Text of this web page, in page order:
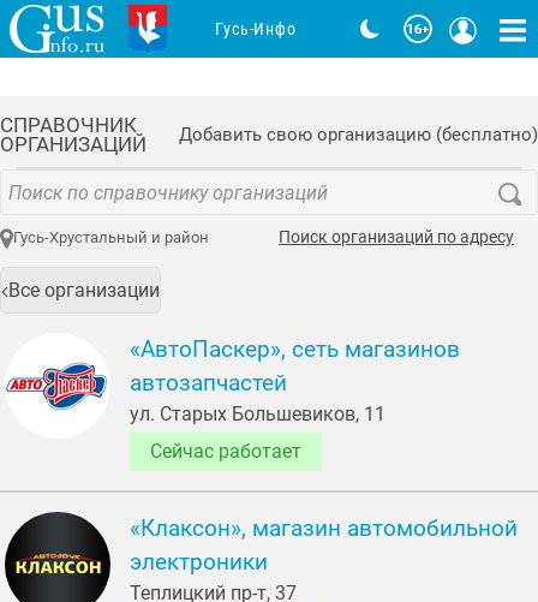
СПРАВОЧНИК
ОРГАНИЗАЦИЙ
Добавить свою организацию (бесплатно)
Гусь-Хрустальный и район Поиск организаций по адресу
Все организации
«АвтоПаскер», сеть магазинов
автозапчастей
ул. Старых Большевиков, 11
Сейчас работает
«Клаксон», магазин автомобильной
электроники
Теплицкий пр-т, 37
Гусь-Инфо